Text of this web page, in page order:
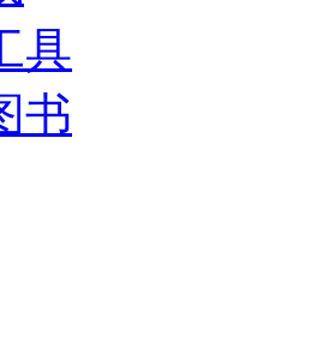
具
书